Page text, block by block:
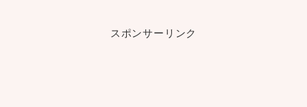
スポンサーリンク